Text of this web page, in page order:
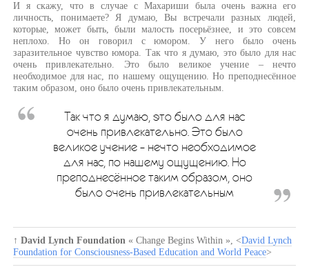
И я скажу, что в случае с Махариши была очень важна его
личность, понимаете? Я думаю, Вы встречали разных людей,
которые, может быть, были малость посерьёзнее, и это совсем
неплохо. Но он говорил с юмором. У него было очень
заразительное чувство юмора. Так что я думаю, это было для нас
очень привлекательно. Это было великое учение – нечто
необходимое для нас, по нашему ощущению. Но преподнесённое
таким образом, оно было очень привлекательным.
Так что я думаю, это было для нас
очень привлекательно. Это было
великое учение – нечто необходимое
для нас, по нашему ощущению. Но
преподнесённое таким образом, оно
было очень привлекательным
↑ David Lynch Foundation « Change Begins Within », <David Lynch
Foundation for Consciousness-Based Education and World Peace>